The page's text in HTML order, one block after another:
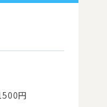
円